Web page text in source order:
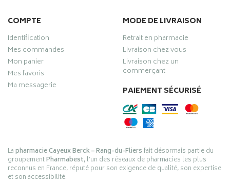
COMPTE
Identification
Mes commandes
Mon panier
Mes favoris
Ma messagerie
MODE DE LIVRAISON
Retrait en pharmacie
Livraison chez vous
Livraison chez un
commerçant
PAIEMENT SÉCURISÉ
Lapharmacie Cayeux Berck – Rang-du-Fliersfait désormais partie du
groupementPharmabest, l’un des réseaux de pharmacies les plus
reconnus en France, réputé pour son exigence de qualité, son expertise
et son accessibilité.